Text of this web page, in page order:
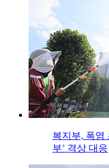
복지부, 폭염
부’ 격상 대응